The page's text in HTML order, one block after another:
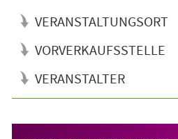
VERANSTALTUNGSORT
VORVERKAUFSSTELLE
VERANSTALTER